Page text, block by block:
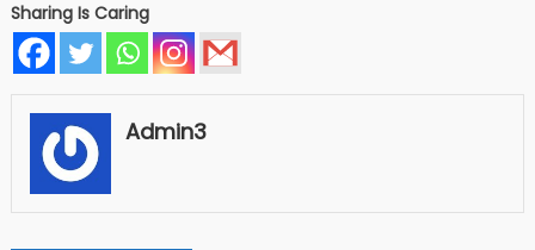
Sharing Is Caring
Admin3